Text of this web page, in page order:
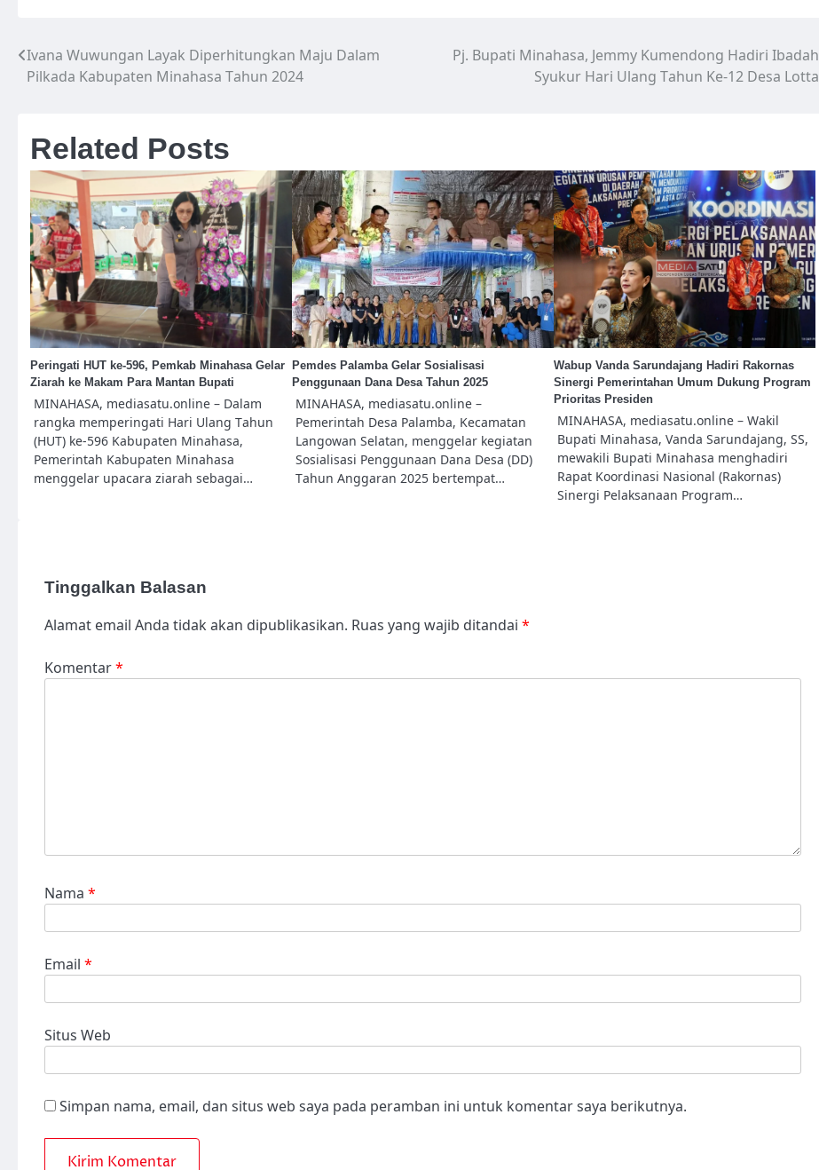
Navigasi
Ivana Wuwungan Layak Diperhitungkan Maju Dalam
Pilkada Kabupaten Minahasa Tahun 2024
Pj. Bupati Minahasa, Jemmy Kumendong Hadiri Ibadah
Syukur Hari Ulang Tahun Ke-12 Desa Lotta
Related Posts
Peringati HUT ke-596, Pemkab Minahasa Gelar
Ziarah ke Makam Para Mantan Bupati
MINAHASA, mediasatu.online – Dalam
rangka memperingati Hari Ulang Tahun
(HUT) ke-596 Kabupaten Minahasa,
Pemerintah Kabupaten Minahasa
menggelar upacara ziarah sebagai…
Pemdes Palamba Gelar Sosialisasi
Penggunaan Dana Desa Tahun 2025
MINAHASA, mediasatu.online –
Pemerintah Desa Palamba, Kecamatan
Langowan Selatan, menggelar kegiatan
Sosialisasi Penggunaan Dana Desa (DD)
Tahun Anggaran 2025 bertempat…
Wabup Vanda Sarundajang Hadiri Rakornas
Sinergi Pemerintahan Umum Dukung Program
Prioritas Presiden
MINAHASA, mediasatu.online – Wakil
Bupati Minahasa, Vanda Sarundajang, SS,
mewakili Bupati Minahasa menghadiri
Rapat Koordinasi Nasional (Rakornas)
Sinergi Pelaksanaan Program…
Tinggalkan Balasan
Alamat email Anda tidak akan dipublikasikan. Ruas yang wajib ditandai *
Komentar*
Nama *
Email *
Situs Web
Simpan nama, email, dan situs web saya pada peramban ini untuk komentar saya berikutnya.